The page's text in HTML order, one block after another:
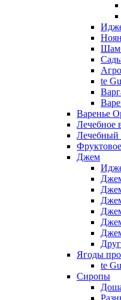
Ноян
te
Варенье
Лечебное
Лечебный
Джем
Ягоды
te
Сиропы